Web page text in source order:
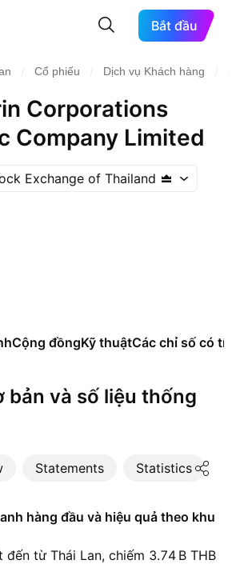
Bắt đầu
Cổ phiếu Dịch vụ Khách hàng
Corporations
Company Limited
Exchange of Thailand
Cộng đồngKỹ thuậtCác chỉ số có
bản và số liệu thống
Statements Statistics
hàng đầu và hiệu quả theo khu
từ Thái Lan, chiếm ‪3.74 B‬ THB